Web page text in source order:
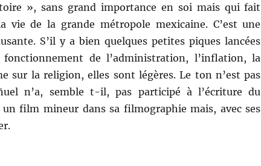
», sans grand importance en soi mais qui fait
vie de la grande métropole mexicaine. C’est une
S’il y a bien quelques petites piques lancées
de l’administration, l’inflation, la
sur la religion, elles sont légères. Le ton n’est pas
n’a, semble t-il, pas participé à l’écriture du
film mineur dans sa filmographie mais, avec ses